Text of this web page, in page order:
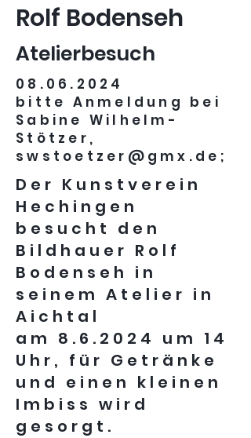
Rolf Bodenseh
Atelierbesuch
08.06.2024
bitte Anmeldung bei
Sabine Wilhelm-
Stötzer,
swstoetzer@gmx.de ;
Der Kunstverein
Hechingen
besucht den
Bildhauer Rolf
Bodenseh in
seinem Atelier in
Aichtal
am 8.6.2024 um 14
Uhr, für Getränke
und einen kleinen
Imbiss wird
gesorgt.